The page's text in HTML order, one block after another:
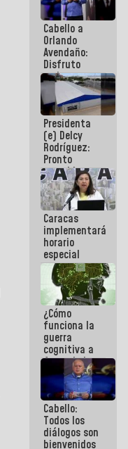
Cabello a
Orlando
Avendaño:
Disfruto
cada vez
que escribes
porque lo
que haces
es
embarrarla
Presidenta
(e) Delcy
Rodríguez:
Pronto
restableceremos
las
operaciones
en el
Aeropuerto
Internacional
de
Maiquetía
Caracas
implementará
horario
especial
para
adaptarse
al plan de
ahorro
energético
¿Cómo
funciona la
guerra
cognitiva a
favor de la
narrativa
hegemónica?
(1)
Cabello:
Todos los
diálogos son
bienvenidos